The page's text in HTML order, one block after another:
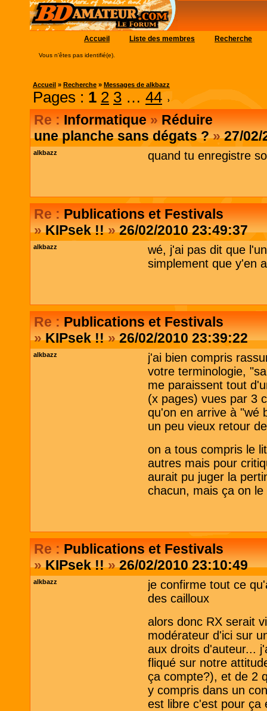
Accueil Liste des membres Recherche
Vous n'êtes pas identifié(e).
Accueil » Recherche » Messages de alkbazz
Pages : 1 2 3 … 44 ›
Re :Informatique »Réduire
une planche sans dégats ? »27/02/
alkbazz quand tu enregistre
Re :Publications et Festivals
»KIPsek !! »26/02/2010 23:49:37
alkbazz
wé, j'ai pas dit que
simplement que y'en
Re :Publications et Festivals
»KIPsek !! »26/02/2010 23:39:22
alkbazz
j'ai bien compris
votre terminologie,
me paraissent tout
(x pages) vues par 3
qu'on en arrive à "wé
un peu vieux retour
on a tous compris le
autres mais pour
aurait pu juger la
chacun, mais ça on
Re :Publications et Festivals
»KIPsek !! »26/02/2010 23:10:49
alkbazz
je confirme tout ce
des cailloux
alors donc RX serait
modérateur d'ici sur
aux droits d'auteur...
fliqué sur notre
ça compte?), et de 2
y compris dans un
est libre c'est pour ça